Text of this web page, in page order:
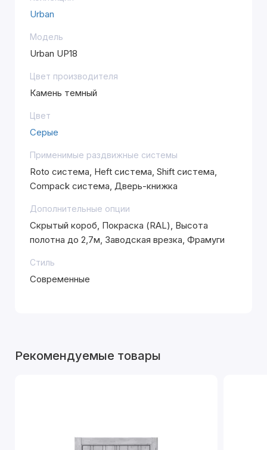
Urban
Модель
Urban UP18
Цвет производителя
Камень темный
Цвет
Серые
Применимые раздвижные системы
Roto система, Heft система, Shift система,
Compack система, Дверь-книжка
Дополнительные опции
Скрытый короб, Покраска (RAL), Высота
полотна до 2,7м, Заводская врезка, Фрамуги
Стиль
Современные
Рекомендуемые товары